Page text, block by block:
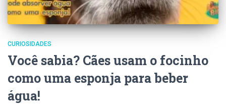
CURIOSIDADES
Você sabia? Cães usam o focinho
como uma esponja para beber
água!